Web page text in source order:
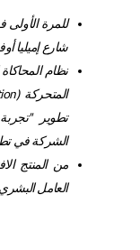
للمرة الأولى
شارع إميليا
نظام المحاكاة
المتحركة (
تطوير
الشركة في
من المنتج
العامل